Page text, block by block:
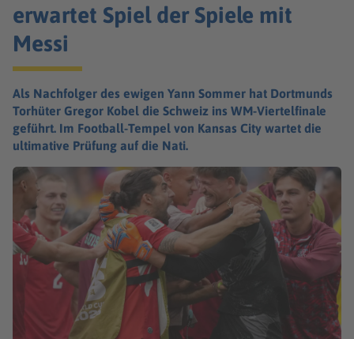
erwartet Spiel der Spiele mit
Messi
Als Nachfolger des ewigen Yann Sommer hat Dortmunds
Torhüter Gregor Kobel die Schweiz ins WM-Viertelfinale
geführt. Im Football-Tempel von Kansas City wartet die
ultimative Prüfung auf die Nati.